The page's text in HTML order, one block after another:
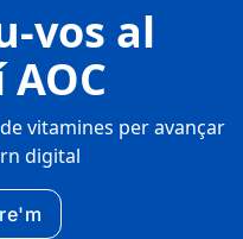
vos al
vitamines per avançar
digital